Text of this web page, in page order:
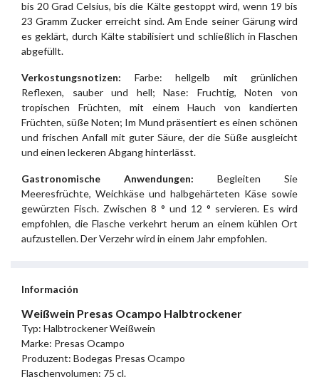
bis 20 Grad Celsius, bis die Kälte gestoppt wird, wenn 19 bis
23 Gramm Zucker erreicht sind. Am Ende seiner Gärung wird
es geklärt, durch Kälte stabilisiert und schließlich in Flaschen
abgefüllt.
Verkostungsnotizen: Farbe: hellgelb mit grünlichen
Reflexen, sauber und hell; Nase: Fruchtig, Noten von
tropischen Früchten, mit einem Hauch von kandierten
Früchten, süße Noten; Im Mund präsentiert es einen schönen
und frischen Anfall mit guter Säure, der die Süße ausgleicht
und einen leckeren Abgang hinterlässt.
Gastronomische Anwendungen: Begleiten Sie
Meeresfrüchte, Weichkäse und halbgehärteten Käse sowie
gewürzten Fisch. Zwischen 8 ° und 12 ° servieren. Es wird
empfohlen, die Flasche verkehrt herum an einem kühlen Ort
aufzustellen. Der Verzehr wird in einem Jahr empfohlen.
Información
Weißwein Presas Ocampo Halbtrockener
Typ: Halbtrockener Weißwein
Marke: Presas Ocampo
Produzent: Bodegas Presas Ocampo
Flaschenvolumen: 75 cl.